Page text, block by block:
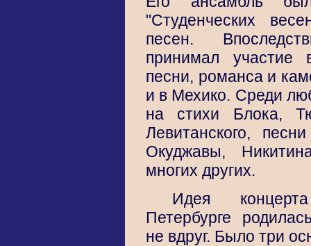
"Студенческих
песен.
принимал участие
песни, романса и
и в Мехико. Среди
на стихи Блока,
Левитанского,
Окуджавы,
многих других.
Идея
Петербурге
не вдруг. Было три